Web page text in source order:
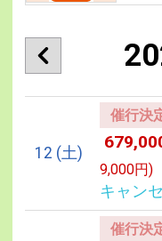
12 (土)
催行決
9,000円)
キャン
催行決